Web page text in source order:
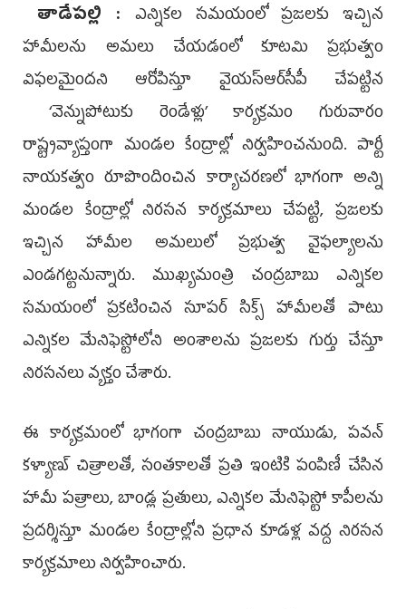
తాడేపల్లి : ఎన్నికల సమయంలో ప్రజలకు ఇచ్చిన
హామీలను అమలు చేయడంలో కూటమి ప్రభుత్వం
విఫలమైందని ఆరోపిస్తూ వైయ‌స్ఆర్‌సీపీ చేపట్టిన
‘వెన్నుపోటుకు రెండేళ్లు’ కార్యక్రమం గురువారం
రాష్ట్రవ్యాప్తంగా మండల కేంద్రాల్లో నిర్వహించనుంది. పార్టీ
నాయకత్వం రూపొందించిన కార్యాచరణలో భాగంగా అన్ని
మండల కేంద్రాల్లో నిరసన కార్యక్రమాలు చేపట్టి, ప్రజలకు
ఇచ్చిన హామీల అమలులో ప్రభుత్వ వైఫల్యాలను
ఎండగట్టనున్నారు. ముఖ్యమంత్రి చంద్ర‌బాబు ఎన్నికల
సమయంలో ప్రకటించిన సూపర్ సిక్స్ హామీలతో పాటు
ఎన్నికల మేనిఫెస్టోలోని అంశాలను ప్రజలకు గుర్తు చేస్తూ
నిరసనలు వ్యక్తం చేశారు.
ఈ కార్యక్రమంలో భాగంగా చంద్రబాబు నాయుడు, ప‌వ‌న్
క‌ళ్యాణ్‌ చిత్రాలతో, సంతకాలతో ప్రతి ఇంటికి పంపిణీ చేసిన
హామీ పత్రాలు, బాండ్ల ప్రతులు, ఎన్నికల మేనిఫెస్టో కాపీలను
ప్రదర్శిస్తూ మండల కేంద్రాల్లోని ప్రధాన కూడళ్ల వద్ద నిరసన
కార్యక్రమాలు నిర్వహించారు.